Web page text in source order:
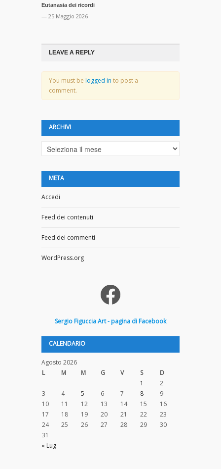
Eutanasia dei ricordi
— 25 Maggio 2026
LEAVE A REPLY
You must be logged in to post a
comment.
ARCHIVI
Archivi
META
Accedi
Feed dei contenuti
Feed dei commenti
WordPress.org
Facebook
SergioFigucciaArt - pagina di Facebook
CALENDARIO
Agosto 2026
L
M M G V S
D
1
2
3
4 5 6 7 8
9
10
11 12 13 14 15
16
17
18 19 20 21 22
23
24
25 26 27 28 29
30
31
« Lug